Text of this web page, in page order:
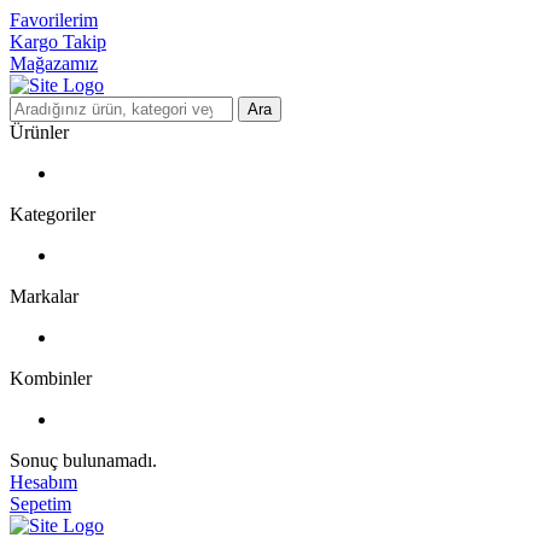
Favorilerim
Kargo Takip
Mağazamız
Ara
Ürünler
Kategoriler
Markalar
Kombinler
Sonuç bulunamadı.
Hesabım
Sepetim